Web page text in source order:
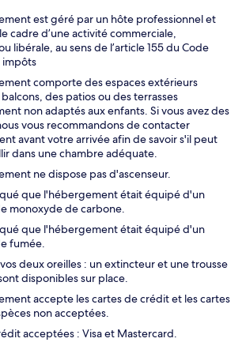
est géré par un hôte professionnel et
cadre d’une activité commerciale,
libérale, au sens de l’article 155 du Code
impôts
comporte des espaces extérieurs
des patios ou des terrasses
non adaptés aux enfants. Si vous avez des
vous recommandons de contacter
avant votre arrivée afin de savoir s'il peut
dans une chambre adéquate.
ne dispose pas d'ascenseur.
que l'hébergement était équipé d'un
monoxyde de carbone.
que l'hébergement était équipé d'un
fumée.
deux oreilles : un extincteur et une trousse
disponibles sur place.
accepte les cartes de crédit et les cartes
non acceptées.
acceptées : Visa et Mastercard.